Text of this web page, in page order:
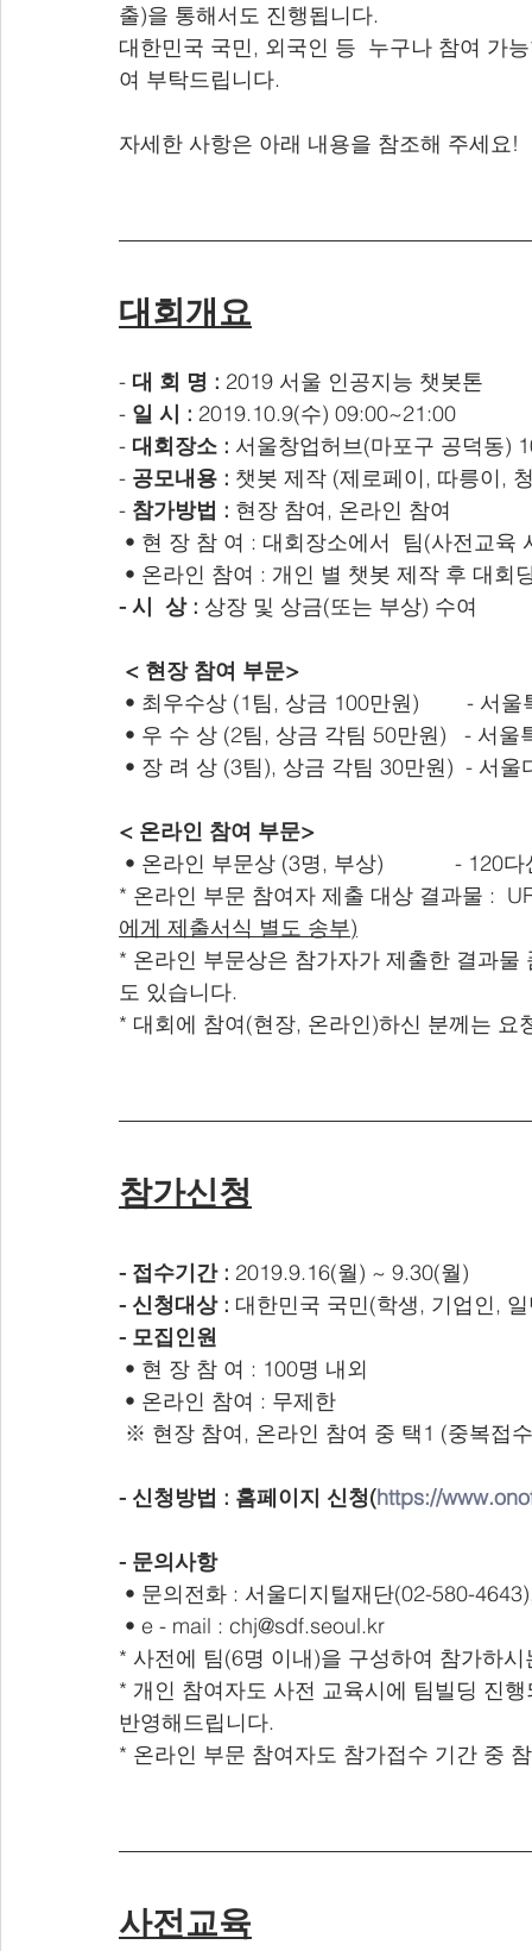
출)을 통해서도 진행됩니다.
대한민국 국민, 외국인 등  누구나 참여 가
여 부탁드립니다.
자세한 사항은 아래 내용을 참조해 주세요!
대회개요
- 대 회 명 : 2019 서울 인공지능 챗봇톤
- 일 시 : 2019.10.9(수) 09:00~21:00
- 대회장소 : 서울창업허브(마포구 공덕동)
- 공모내용 : 챗봇 제작 (제로페이, 따릉이,
- 참가방법 : 현장 참여, 온라인 참여
• 현 장 참 여 : 대회장소에서  팀(사전교육
• 온라인 참여 : 개인 별 챗봇 제작 후 대회
- 시 상 : 상장 및 상금(또는 부상) 수여
< 현장 참여 부문>
• 최우수상 (1팀, 상금 100만원)        - 서
• 우 수 상 (2팀, 상금 각팀 50만원)   - 서울
• 장 려 상 (3팀), 상금 각팀 30만원)  - 서
< 온라인 참여 부문>
• 온라인 부문상 (3명, 부상)            -
* 온라인 부문 참여자 제출 대상 결과물 :
에게 제출서식 별도 송부)
* 온라인 부문상은 참가자가 제출한 결과
도 있습니다.
* 대회에 참여(현장, 온라인)하신 분께는
참가신청
- 접수기간 : 2019.9.16(월) ~ 9.30(월)
- 신청대상 : 대한민국 국민(학생, 기업인,
- 모집인원
• 현 장 참 여 : 100명 내외
• 온라인 참여 : 무제한
※ 현장 참여, 온라인 참여 중 택1 (중복접
- 신청방법 : 홈페이지 신청(​​https://
- 문의사항
• 문의전화 : 서울디지털재단(02-580-
• e - mail : chj@sdf.seoul.kr
* 사전에 팀(6명 이내)을 구성하여 참가하
* 개인 참여자도 사전 교육시에 팀빌딩 진
반영해드립니다.
* 온라인 부문 참여자도 참가접수 기간 중
사전교육